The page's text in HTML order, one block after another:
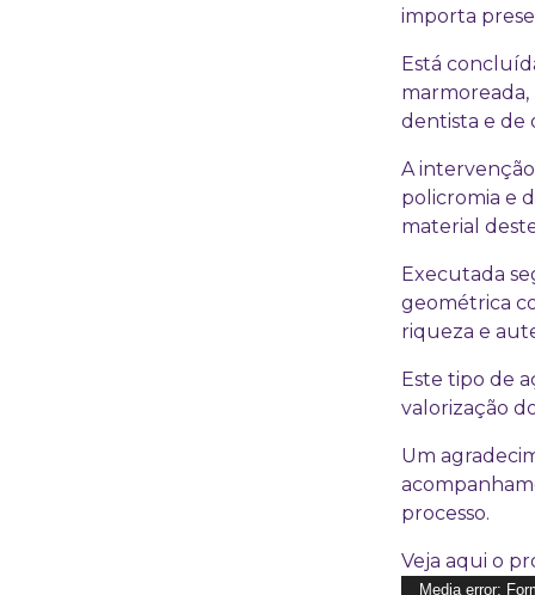
importa
Está
marmoreada,
dentista e de
A
policromia e
material
Executada
geométrica
riqueza e
Este tipo de
valorização
Um
processo.
Veja aqui o
Reprodutor
Media error: